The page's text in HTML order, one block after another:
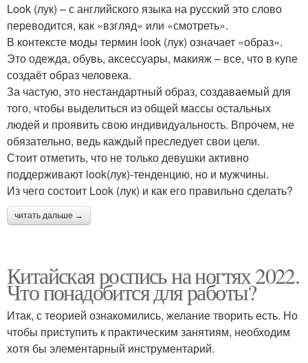
Look (лук) – с английского языка на русский это слово
переводится, как «взгляд» или «смотреть».
В контексте моды термин look (лук) означает «образ».
Это одежда, обувь, аксессуары, макияж – все, что в купе
создаёт образ человека.
За частую, это нестандартный образ, создаваемый для
того, чтобы выделиться из общей массы остальных
людей и проявить свою индивидуальность. Впрочем, не
обязательно, ведь каждый преследует свои цели.
Стоит отметить, что не только девушки активно
поддерживают look(лук)-тенденцию, но и мужчины.
Из чего состоит Look (лук) и как его правильно сделать?
читать дальше →
Китайская роспись на ногтях 2022.
Что понадобится для работы?
Итак, с теорией ознакомились, желание творить есть. Но
чтобы приступить к практическим занятиям, необходим
хотя бы элементарный инструментарий.